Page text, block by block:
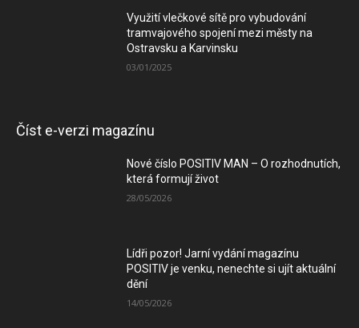
Využití vlečkové sítě pro vybudování
tramvajového spojení mezi městy na
Ostravsku a Karvinsku
03/01/2025
Číst e-verzi magazínu
Nové číslo POSITIV MAN – O rozhodnutích,
která formují život
28/05/2026
Lídři pozor! Jarní vydání magazínu
POSITIV je venku, nenechte si ujít aktuální
dění
14/05/2026